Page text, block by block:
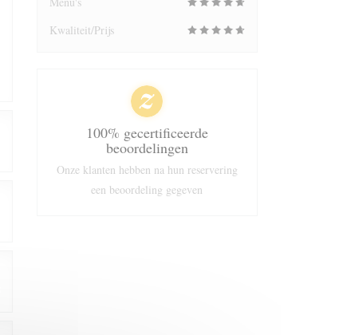
Kwaliteit/Prijs
100% gecertificeerde
beoordelingen
Onze klanten hebben na hun reservering
een beoordeling gegeven